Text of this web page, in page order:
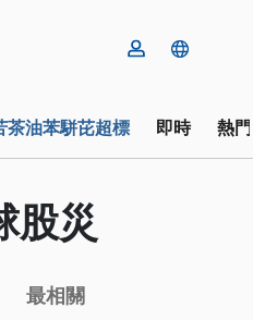
茶油苯駢芘超標 即時 熱
股災
最相關